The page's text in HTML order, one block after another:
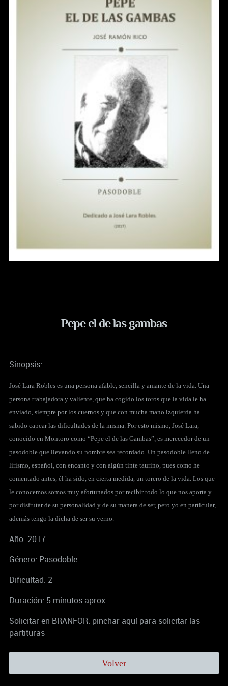
Pepe el de las gambas
Sinopsis:
José Lara Robles es una persona afable, sencilla y amante de la vida. Una
persona trabajadora y valiente, que ha cogido los toros que la vida le ha
enviado, siempre por los cuernos y que con mucha mano izquierda ha
sabido capear las dificultades de la misma. Por esto mismo, José Lara,
conocido en Montoro como “Pepe el de las Gambas”, es merecedor de un
pasodoble que llevando su nombre sea recordado. Un pasodoble lleno de
lirismo, español, con encanto y con algún tinte taurino, pues como he
comentado antes, él ha sido, en cierta medida, un torero de la vida. Los que
le conocemos somos muy afortunados por recibir todo lo que nos aporta y
por disfrutar de su personalidad y de su manera de ser, pero yo en particular,
además tengo la dicha de ser su yerno.
Año: 2017
Género: Pasodoble
Dificultad: 2
Duración: 5 minutos aprox.
Solicitar en BRANFOR: pinchar aquí para solicitar las
partituras
Volver